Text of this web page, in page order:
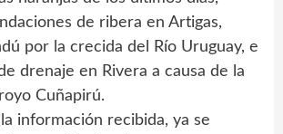
de ribera en Artigas,
por la crecida del Río Uruguay, e
drenaje en Rivera a causa de la
Cuñapirú.
información recibida, ya se